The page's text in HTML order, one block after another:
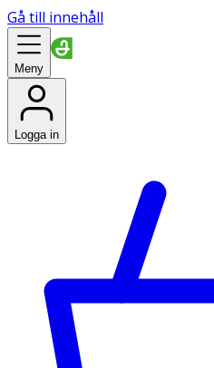
Gå till innehåll
Meny
Logga in